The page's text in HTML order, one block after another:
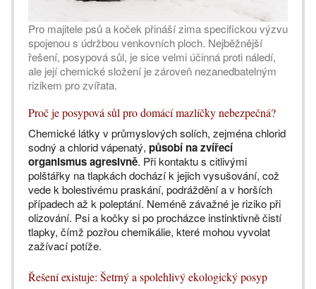
Pro majitele psů a koček přináší zima specifickou výzvu
spojenou s údržbou venkovních ploch. Nejběžnější
řešení, posypová sůl, je sice velmi účinná proti náledí,
ale její chemické složení je zároveň nezanedbatelným
rizikem pro zvířata.
Proč je posypová sůl pro domácí mazlíčky nebezpečná?
Chemické látky v průmyslových solích, zejména chlorid
sodný a chlorid vápenatý, působí na zvířecí
organismus agresivně. Při kontaktu s citlivými
polštářky na tlapkách dochází k jejich vysušování, což
vede k bolestivému praskání, podráždění a v horších
případech až k poleptání. Neméně závažné je riziko při
olizování. Psi a kočky si po procházce instinktivně čistí
tlapky, čímž pozřou chemikálie, které mohou vyvolat
zažívací potíže.
Řešení existuje: Šetrný a spolehlivý ekologický posyp